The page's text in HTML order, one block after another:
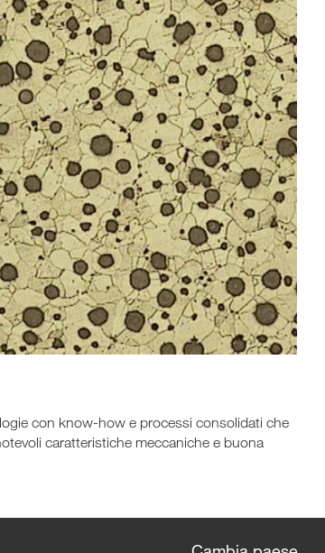
con know-how e processi consolidati che
caratteristiche meccaniche e buona